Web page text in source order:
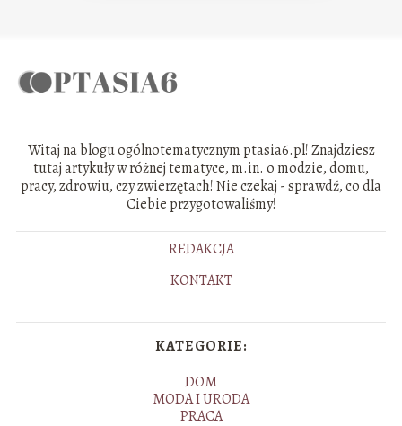
Witaj na blogu ogólnotematycznym ptasia6.pl! Znajdziesz
tutaj artykuły w różnej tematyce, m.in. o modzie, domu,
pracy, zdrowiu, czy zwierzętach! Nie czekaj - sprawdź, co dla
Ciebie przygotowaliśmy!
REDAKCJA
KONTAKT
KATEGORIE:
DOM
MODA I URODA
PRACA